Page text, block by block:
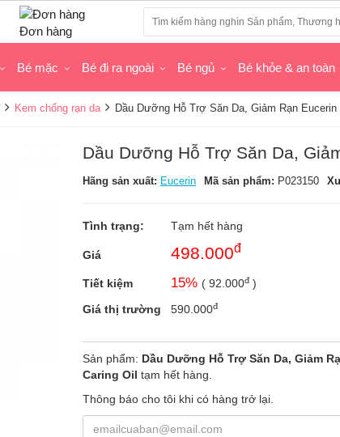
Đơn hàng
Bé mặc Bé đi ra ngoài Bé ngủ Bé khỏe & an toàn
Kem chống rạn da Dầu Dưỡng Hỗ Trợ Săn Da, Giảm Rạn Eucerin
Dầu Dưỡng Hỗ Trợ Săn Da,
Hãng sản xuất: Eucerin Mã sản phẩm: P023150
Tình trạng: Tạm hết hàng
Giá 498.000đ
Tiết kiệm 15% ( 92.000đ )
Giá thị trường
590.000đ
Sản phẩm: Dầu Dưỡng Hỗ Trợ Săn Da, Giảm
Caring Oil tạm hết hàng.
Thông báo cho tôi khi có hàng trở lại.